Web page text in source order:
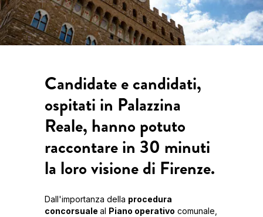
Candidate e candidati,
ospitati in Palazzina
Reale, hanno potuto
raccontare in 30 minuti
la loro visione di Firenze.
Dall'importanza della procedura
concorsuale al Piano operativo comunale,